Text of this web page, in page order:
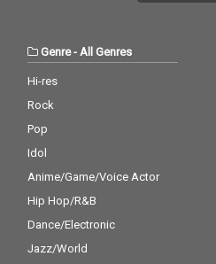
Genre- All Genres
Hi-res
Rock
Pop
Idol
Anime/Game/Voice Actor
Hip Hop/R&B
Dance/Electronic
Jazz/World